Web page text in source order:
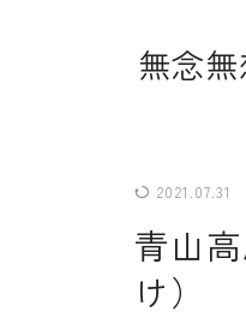
無念
・ホーム
・新着記
2021.07.31
青山
け）